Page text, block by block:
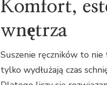
Komfort,
wnętrza
Suszenie ręczników to
tylko wydłużają czas